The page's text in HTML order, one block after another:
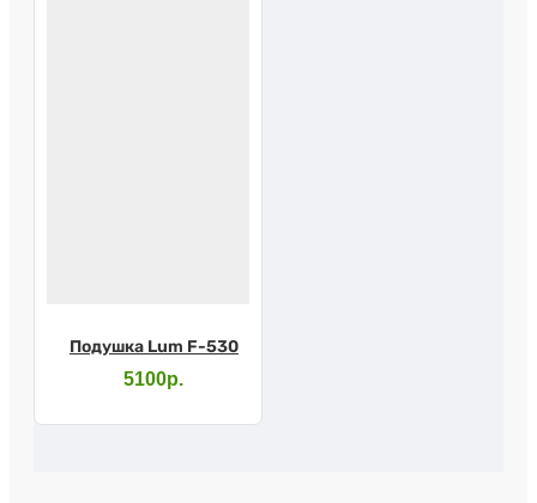
Подушка Lum F-530
5100р.